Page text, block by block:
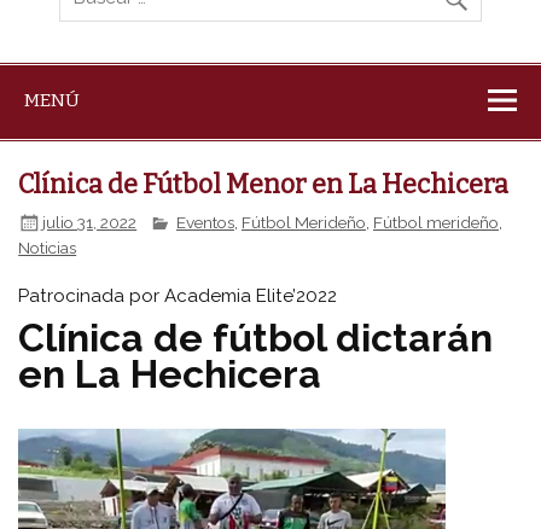
MENÚ
Clínica de Fútbol Menor en La Hechicera
julio 31, 2022 Eventos Fútbol Merideño Fútbol merideño
Noticias
Patrocinada por Academia Elite’2022
Clínica de fútbol dictarán
en La Hechicera